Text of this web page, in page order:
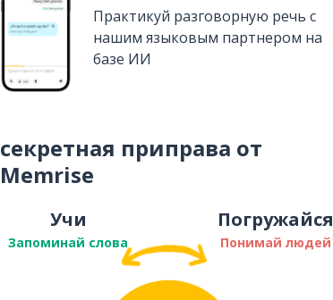
Практикуй разговорную речь с
нашим языковым партнером на
базе ИИ
секретная приправа от
Memrise
Учи
Запоминай слова
Погружайся
Понимай людей